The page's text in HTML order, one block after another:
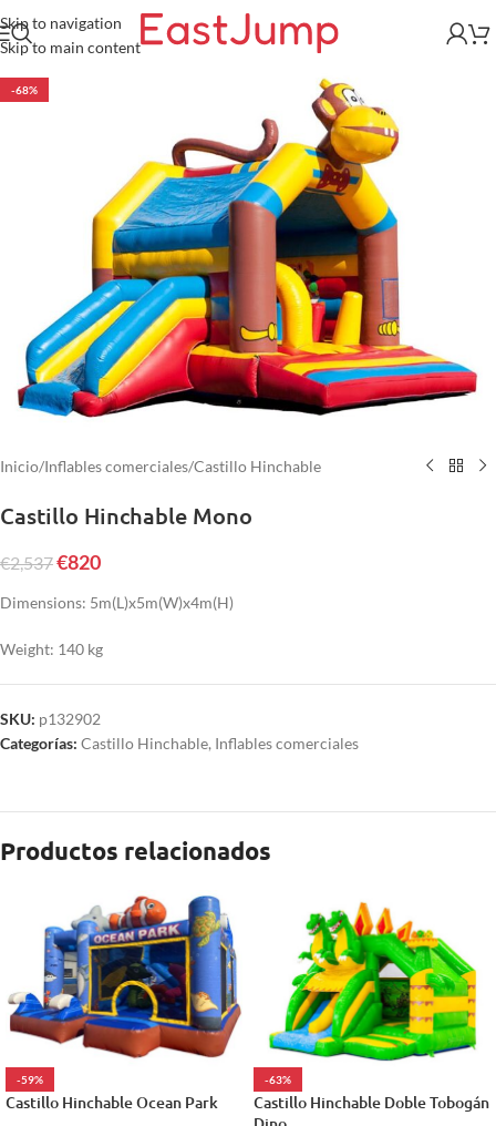
Skip to navigation
Skip to main content
-68%
Inicio/Inflables comerciales/Castillo Hinchable
Castillo Hinchable Mono
€2,537€820
Dimensions: 5m(L)x5m(W)x4m(H)
Weight: 140 kg
SKU: p132902
Categorías: Castillo Hinchable, Inflables comerciales
Productos relacionados
-59%
Castillo Hinchable Ocean Park
-63%
Castillo Hinchable Doble Tobogán